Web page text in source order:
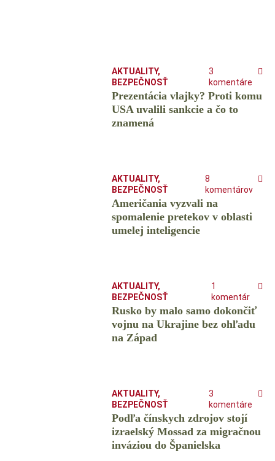
AKTUALITY,
BEZPEČNOSŤ
3
komentáre
Prezentácia vlajky? Proti komu
USA uvalili sankcie a čo to
znamená
AKTUALITY,
BEZPEČNOSŤ
8
komentárov
Američania vyzvali na
spomalenie pretekov v oblasti
umelej inteligencie
AKTUALITY,
BEZPEČNOSŤ
1
komentár
Rusko by malo samo dokončiť
vojnu na Ukrajine bez ohľadu
na Západ
AKTUALITY,
BEZPEČNOSŤ
3
komentáre
Podľa čínskych zdrojov stojí
izraelský Mossad za migračnou
inváziou do Španielska